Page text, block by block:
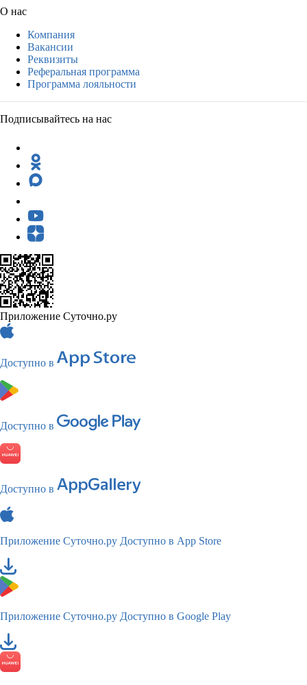
О нас
Компания
Вакансии
Реквизиты
Реферальная программа
Программа лояльности
Подписывайтесь на нас
Приложение Суточно.ру
Доступно в
Доступно в
Доступно в
Приложение Суточно.ру Доступно в App Store
Приложение Суточно.ру Доступно в Google Play